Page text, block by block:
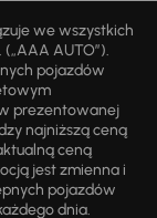
we wszystkich
AUTO”).
pojazdów
prezentowanej
najniższą ceną
ceną
jest zmienna i
pojazdów
dnia.